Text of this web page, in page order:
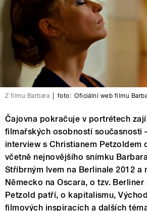
Z filmu Barbara foto: Oficiální web filmu
Čajovna pokračuje v portrétech
filmařských osobností současnosti
interview s Christianem Petzoldem
včetně nejnovějšího snímku
Stříbrným lvem na Berlinale 2012 a
Německo na Oscara, o tzv.
Petzold patří, o kapitalismu,
filmových inspiracích a dalších